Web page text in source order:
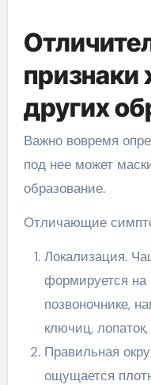
признаки
других
Важно вовремя
под нее может
образование.
Отличающие
Локализация.
формируется на
позвоночнике,
ключиц,
Правильная
ощущается